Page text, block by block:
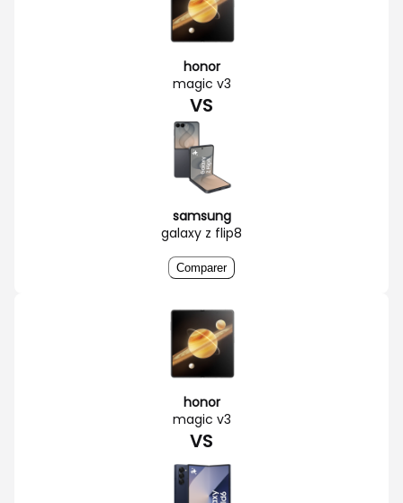
honor
magic v3
VS
samsung
galaxy z flip8
Comparer
honor
magic v3
VS